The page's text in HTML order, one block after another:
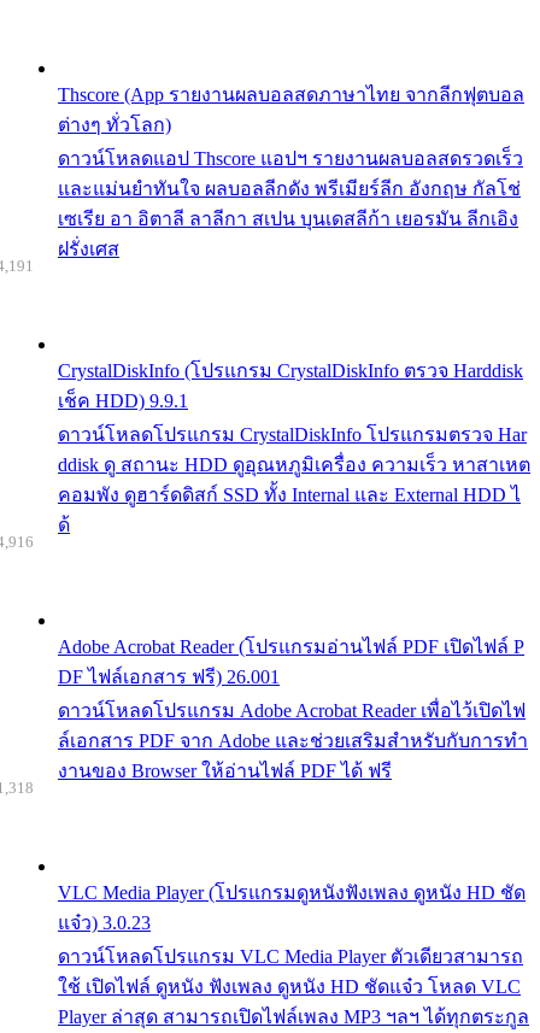
Thscore (App รายงานผลบอลสดภาษาไทย จากลีกฟุตบอล
ต่างๆ ทั่วโลก)
ดาวน์โหลดแอป Thscore แอปฯ รายงานผลบอลสดรวดเร็ว
และแม่นยำทันใจ ผลบอลลีกดัง พรีเมียร์ลีก อังกฤษ กัลโช่
เซเรีย อา อิตาลี ลาลีกา สเปน บุนเดสลีก้า เยอรมัน ลีกเอิง
ฝรั่งเศส
CrystalDiskInfo (โปรแกรม CrystalDiskInfo ตรวจ Harddisk
เช็ค HDD) 9.9.1
ดาวน์โหลดโปรแกรม CrystalDiskInfo โปรแกรมตรวจ Har
ddisk ดู สถานะ HDD ดูอุณหภูมิเครื่อง ความเร็ว หาสาเหต
คอมพัง ดูฮาร์ดดิสก์ SSD ทั้ง Internal และ External HDD ไ
ด้
Adobe Acrobat Reader (โปรแกรมอ่านไฟล์ PDF เปิดไฟล์ P
DF ไฟล์เอกสาร ฟรี) 26.001
ดาวน์โหลดโปรแกรม Adobe Acrobat Reader เพื่อไว้เปิดไฟ
ล์เอกสาร PDF จาก Adobe และช่วยเสริมสำหรับกับการทำ
งานของ Browser ให้อ่านไฟล์ PDF ได้ ฟรี
VLC Media Player (โปรแกรมดูหนังฟังเพลง ดูหนัง HD ชัด
แจ๋ว) 3.0.23
ดาวน์โหลดโปรแกรม VLC Media Player ตัวเดียวสามารถ
ใช้ เปิดไฟล์ ดูหนัง ฟังเพลง ดูหนัง HD ชัดแจ๋ว โหลด VLC
Player ล่าสุด สามารถเปิดไฟล์เพลง MP3 ฯลฯ ได้ทุกตระกูล